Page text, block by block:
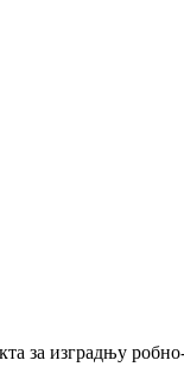
за изградњу